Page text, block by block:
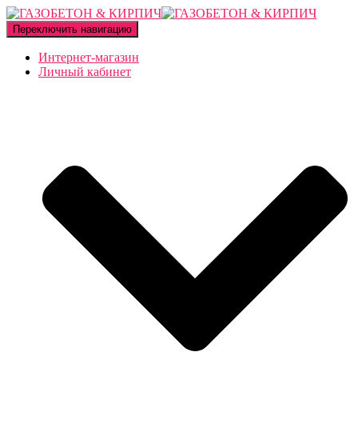
Переключить навигацию
Интернет-магазин
Личный кабинет